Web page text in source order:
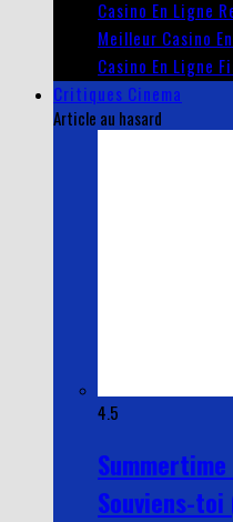
Casino En Ligne
Meilleur Casino
Casino En Ligne
Critiques Cinema
Article au hasard
4.5
Souviens-